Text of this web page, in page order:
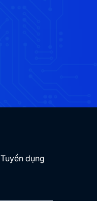
Tuyển dụng